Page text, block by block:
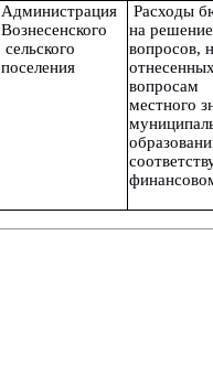
Администрация
Вознесенского
сельского
поселения
Расходы бюджета
на решение
вопросов,
вопросам
местного